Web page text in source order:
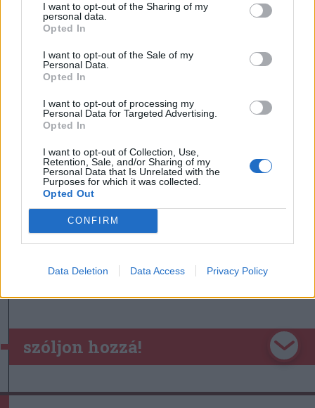
I want to opt-out of the Sharing of my
personal data.
Opted In
I want to opt-out of the Sale of my
Personal Data.
Opted In
I want to opt-out of processing my
Personal Data for Targeted Advertising.
Opted In
I want to opt-out of Collection, Use,
Retention, Sale, and/or Sharing of my
Personal Data that Is Unrelated with the
Purposes for which it was collected.
Opted Out
CONFIRM
Data Deletion Data Access Privacy Policy
Alapítvány és a Mâini Unite Egyesület
szervezi a Maros Megyei Tanács anyagi
támogatásával, valamint Marosvásárhely
Polgármesteri Hivatalának
közreműködésével.
Marosszék Marosvásárhely
szóljon hozzá!